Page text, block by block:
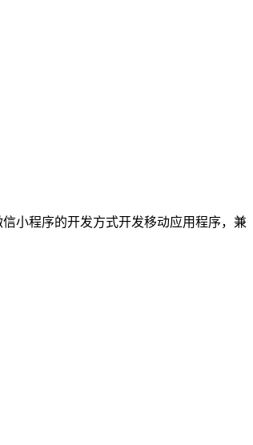
小程序的开发方式开发移动应用程序，兼